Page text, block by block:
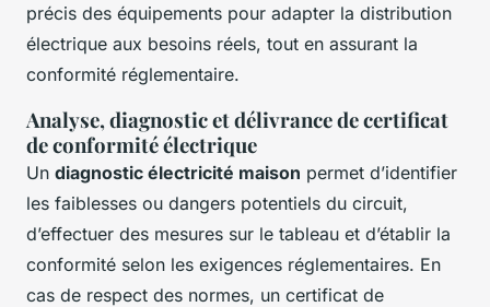
précis des équipements pour adapter la distribution
électrique aux besoins réels, tout en assurant la
conformité réglementaire.
Analyse, diagnostic et délivrance de certificat
de conformité électrique
Un diagnostic électricité maison permet d’identifier
les faiblesses ou dangers potentiels du circuit,
d’effectuer des mesures sur le tableau et d’établir la
conformité selon les exigences réglementaires. En
cas de respect des normes, un certificat de